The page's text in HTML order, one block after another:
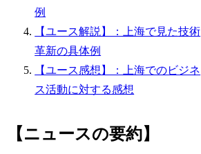
例
【ユース解説】：上海で見た技術
革新の具体例
【ユース感想】：上海でのビジネ
ス活動に対する感想
【ニュースの要約】